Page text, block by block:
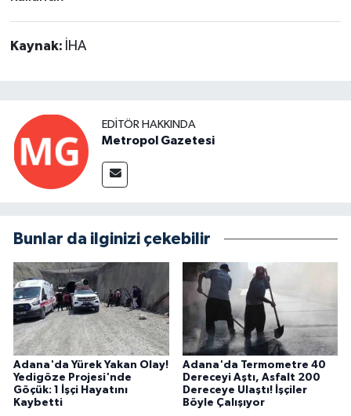
Kaynak: İHA
EDITÖR HAKKINDA
Metropol Gazetesi
Bunlar da ilginizi çekebilir
Adana'da Yürek Yakan Olay!
Yedigöze Projesi'nde
Göçük: 1 İşçi Hayatını
Kaybetti
Adana'da Termometre 40
Dereceyi Aştı, Asfalt 200
Dereceye Ulaştı! İşçiler
Böyle Çalışıyor